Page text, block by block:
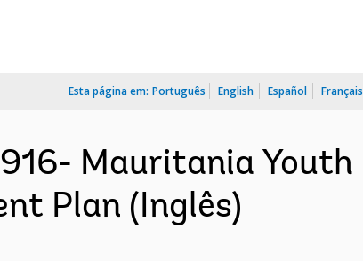
Esta página em: Português English Español Français
Mauritania Youth
Plan (Inglês)